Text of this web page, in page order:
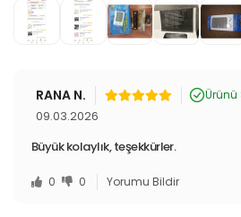
RANA N. Ürünü
09.03.2026
Büyük kolaylık, teşekkürler.
0 0 Yorumu Bildir